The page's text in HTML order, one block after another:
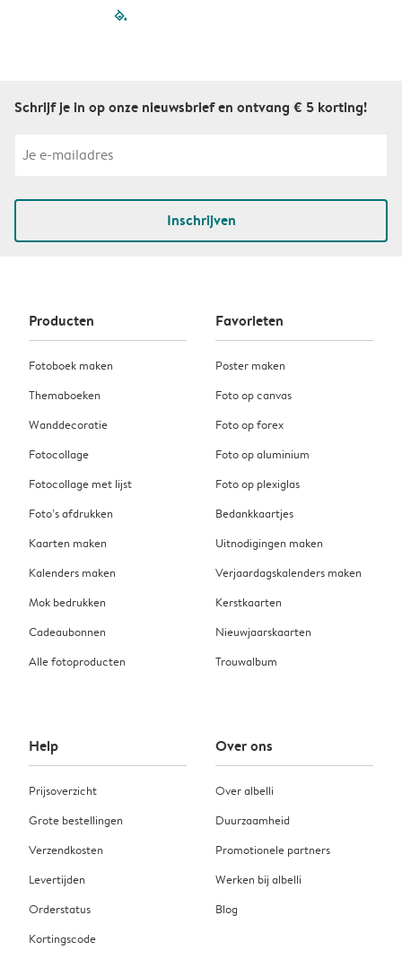
filled-pagination
Schrijf je in op onze nieuwsbrief en ontvang € 5 korting!
Inschrijven
Producten
Fotoboek maken
Themaboeken
Wanddecoratie
Fotocollage
Fotocollage met lijst
Foto’s afdrukken
Kaarten maken
Kalenders maken
Mok bedrukken
Cadeaubonnen
Alle fotoproducten
Favorieten
Poster maken
Foto op canvas
Foto op forex
Foto op aluminium
Foto op plexiglas
Bedankkaartjes
Uitnodigingen maken
Verjaardagskalenders maken
Kerstkaarten
Nieuwjaarskaarten
Trouwalbum
Help
Prijsoverzicht
Grote bestellingen
Verzendkosten
Levertijden
Orderstatus
Kortingscode
Over ons
Over albelli
Duurzaamheid
Promotionele partners
Werken bij albelli
Blog